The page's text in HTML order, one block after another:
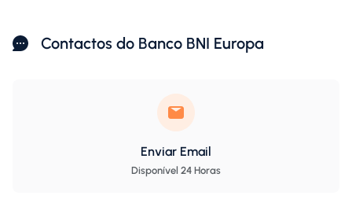
Contactos do Banco BNI Europa
Enviar Email
Disponível 24 Horas